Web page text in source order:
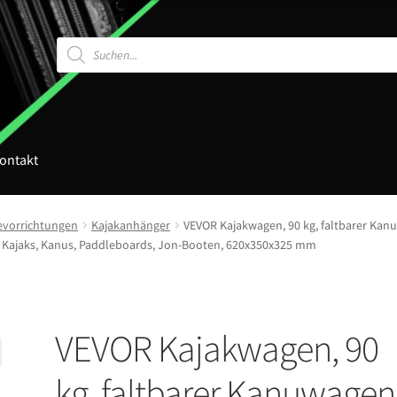
Products
search
Kajakanhänger
VEVOR Kajakwagen, 90 kg, faltbarer
Kanus, Paddleboards, Jon-Booten, 620x350x325 mm
VEVOR Kajakwagen, 90